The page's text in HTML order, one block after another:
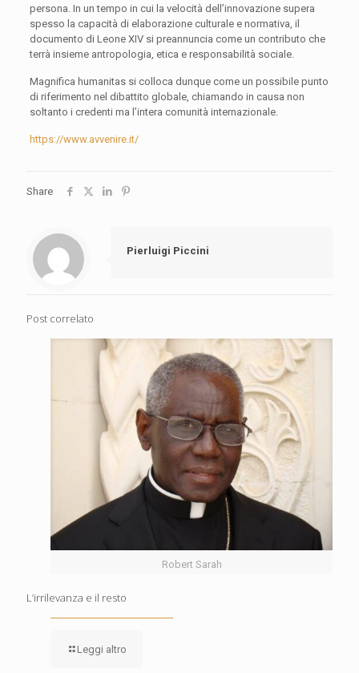
persona. In un tempo in cui la velocità dell’innovazionesupera
spesso la capacità di elaborazione culturale e normativa, il
documento di Leone XIV si preannuncia come un contributo che
terrà insieme antropologia, etica e responsabilità sociale.
Magnifica humanitassi colloca dunque come un possibile punto
di riferimento nel dibattito globale, chiamando in causa non
soltanto i credenti ma l’intera comunità internazionale.
https://www.avvenire.it/
Share
Pierluigi Piccini
Post correlato
Robert Sarah
L’irrilevanza e il resto
Leggi altro